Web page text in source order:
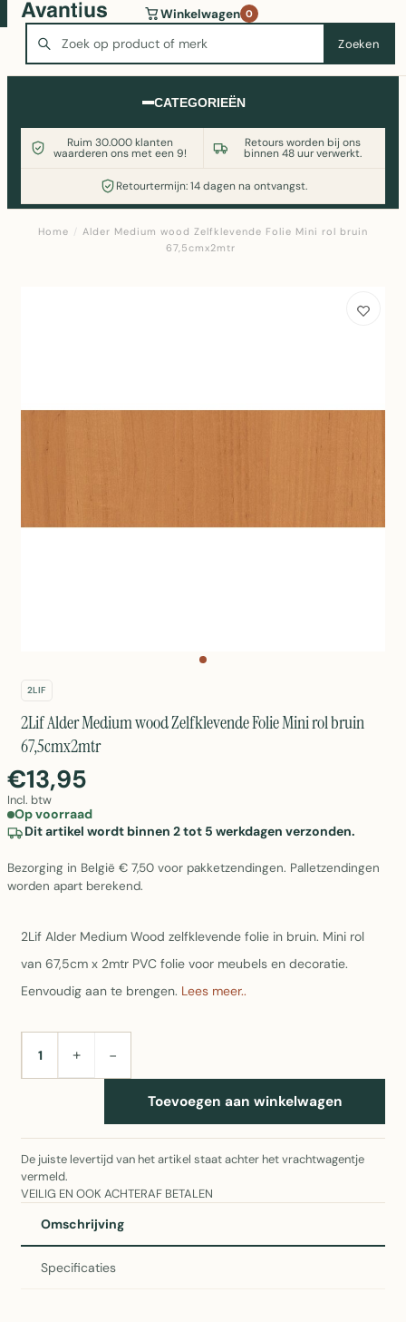
Zoeken
Winkelwagen 0
CATEGORIEËN
Ruim 30.000 klanten
waarderen ons met een 9!
Retours worden bij ons
binnen 48 uur verwerkt.
Retourtermijn: 14 dagen na ontvangst.
Wasmachine of koelkast nodig? Vergelijk alle prijzen op
Witgoedaanbod.nl
Home / Alder Medium wood Zelfklevende Folie Mini rol bruin
67,5cmx2mtr
2LIF
2Lif Alder Medium wood Zelfklevende Folie Mini rol bruin
67,5cmx2mtr
€13,95
Incl. btw
Op voorraad
Dit artikel wordt binnen 2 tot 5 werkdagen verzonden.
Bezorging in België € 7,50 voor pakketzendingen. Palletzendingen
worden apart berekend.
2Lif Alder Medium Wood zelfklevende folie in bruin. Mini rol
van 67,5cm x 2mtr PVC folie voor meubels en decoratie.
Eenvoudig aan te brengen. Lees meer..
AANTAL+ −
Toevoegen aan winkelwagen
De juiste levertijd van het artikel staat achter het vrachtwagentje
vermeld.
VEILIG EN OOK ACHTERAF BETALEN
Omschrijving
Specificaties